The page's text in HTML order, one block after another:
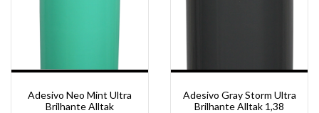
Adesivo Neo Mint Ultra
Brilhante Alltak
Adesivo Gray Storm Ultra
Brilhante Alltak 1,38